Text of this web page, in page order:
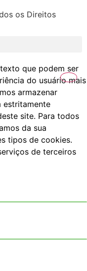
os Direitos
que podem ser
do usuário mais
armazenar
estritamente
site. Para todos
da sua
tipos de cookies.
de terceiros